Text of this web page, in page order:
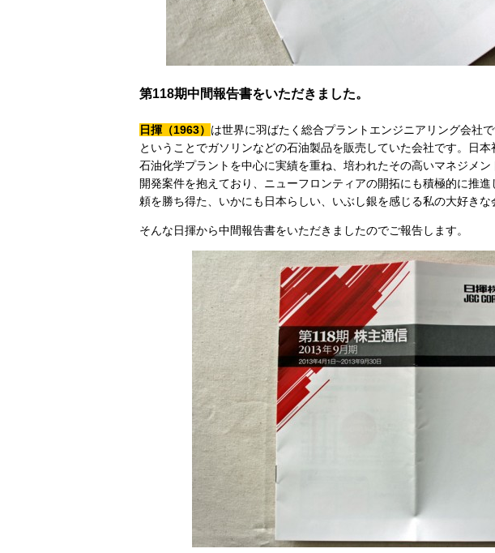
第118期中間報告書をいただきました。
日揮（1963） は世界に羽ばたく総合プラントエンジニアリング会社
ということでガソリンなどの石油製品を販売していた会社です。日
石油化学プラントを中心に実績を重ね、培われたその高いマネジメ
開発案件を抱えており、ニューフロンティアの開拓にも積極的に推
頼を勝ち得た、いかにも日本らしい、いぶし銀を感じる私の大好きな
そんな日揮から中間報告書をいただきましたのでご報告します。